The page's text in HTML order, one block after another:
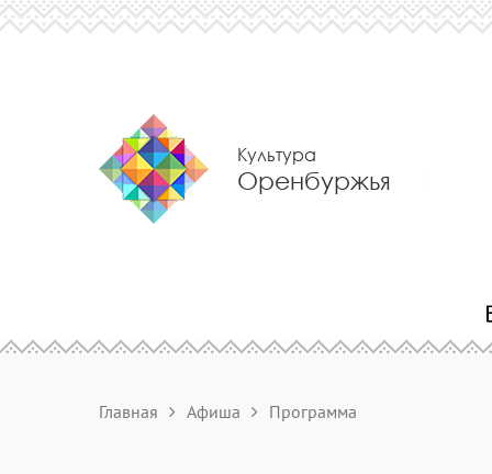
Культура
Оренбуржья
Главная Афиша Программа